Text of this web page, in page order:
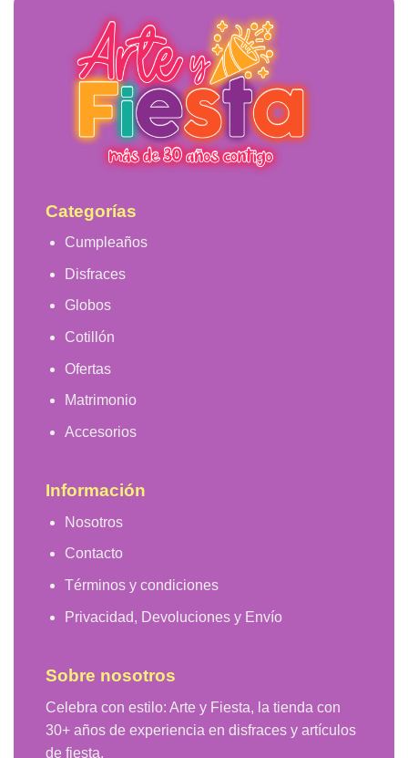
Categorías
Cumpleaños
Disfraces
Globos
Cotillón
Ofertas
Matrimonio
Accesorios
Información
Nosotros
Contacto
Términos y condiciones
Privacidad, Devoluciones y Envío
Sobre nosotros
Celebra con estilo: Arte y Fiesta, la tienda con
30+ años de experiencia en disfraces y artículos
de fiesta.